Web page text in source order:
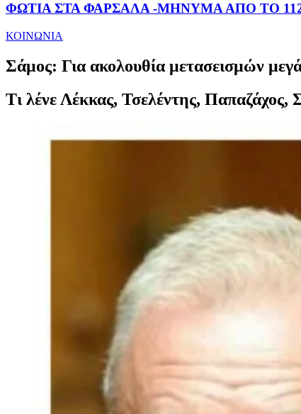
ΦΩΤΙΑ ΣΤΑ ΦΑΡΣΑΛΑ -ΜΗΝΥΜΑ ΑΠΟ ΤΟ
ΚΟΙΝΩΝΙΑ
Σάμος: Για ακολουθία μετασεισμών
Τι λένε Λέκκας, Τσελέντης, Παπαζάχος,